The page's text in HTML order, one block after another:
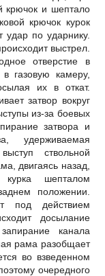
крючок и шептало
крючок курок
по ударнику.
выстрел.
отверстие в
газовую камеру,
их в откат.
затвор вокруг
из-за боевых
затвора и
удерживаемая
ствольной
двигаясь назад,
курка шепталом
положении.
под действием
досылание
канала
рама разобщает
во взведенном
очередного